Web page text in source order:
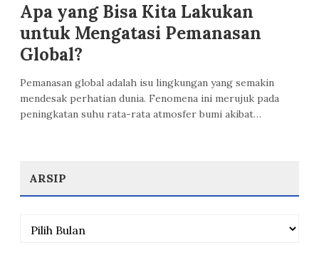
Apa yang Bisa Kita Lakukan
untuk Mengatasi Pemanasan
Global?
Pemanasan global adalah isu lingkungan yang semakin
mendesak perhatian dunia. Fenomena ini merujuk pada
peningkatan suhu rata-rata atmosfer bumi akibat…
ARSIP
Arsip